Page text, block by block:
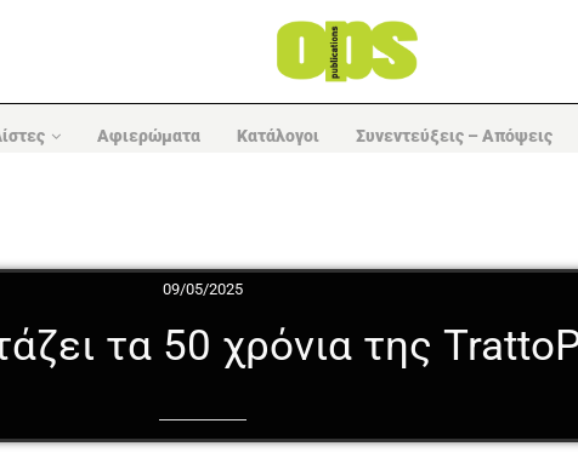
Αφιερώματα Κατάλογοι Συνεντεύξεις – Απόψεις
09/05/2025
τα 50 χρόνια της